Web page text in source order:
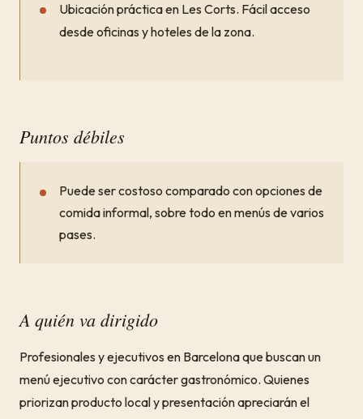
Ubicación práctica en Les Corts. Fácil acceso
desde oficinas y hoteles de la zona.
Puntos débiles
Puede ser costoso comparado con opciones de
comida informal, sobre todo en menús de varios
pases.
A quién va dirigido
Profesionales y ejecutivos en Barcelona que buscan un
menú ejecutivo con carácter gastronómico. Quienes
priorizan producto local y presentación apreciarán el